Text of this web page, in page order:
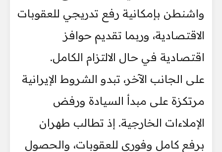
واشنطن بإمكانية رفع تدريجي للعقوبات
الاقتصادية، وربما تقديم حوافز
اقتصادية في حال الالتزام الكامل.
على الجانب الآخر، تبدو الشروط الإيرانية
مرتكزة على مبدأ السيادة ورفض
الإملاءات الخارجية. إذ تطالب طهران
برفع كامل وفوري للعقوبات، والحصول